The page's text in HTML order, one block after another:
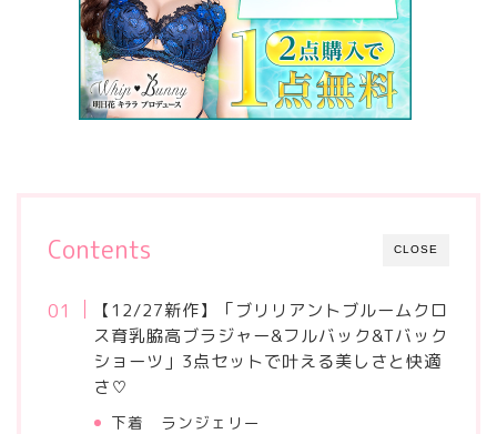
CLOSE
Contents
【12/27新作】「ブリリアントブルームクロ
ス育乳脇高ブラジャー&フルバック&Tバック
ショーツ」3点セットで叶える美しさと快適
さ♡
下着 ランジェリー